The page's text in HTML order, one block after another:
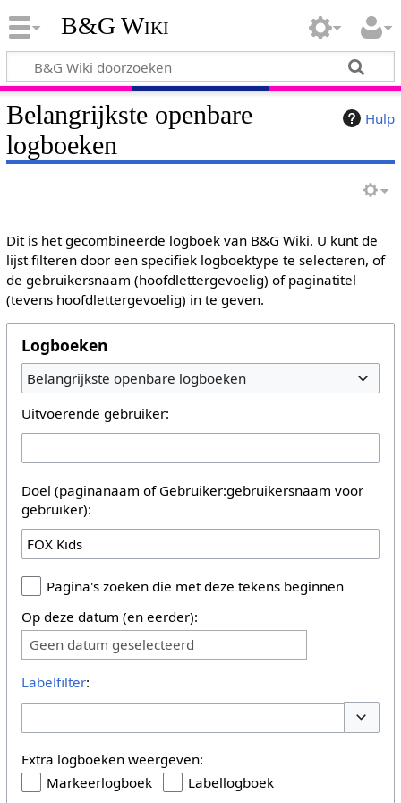
B&G Wiki
Hulp
Belangrijkste openbare
logboeken
Dit is het gecombineerde logboek van B&G Wiki. U kunt de
lijst filteren door een specifiek logboektype te selecteren, of
de gebruikersnaam (hoofdlettergevoelig) of paginatitel
(tevens hoofdlettergevoelig) in te geven.
Logboeken
Belangrijkste openbare logboeken
Uitvoerende gebruiker:
Doel (paginanaam of Gebruiker:gebruikersnaam voor
gebruiker):
Pagina's zoeken die met deze tekens beginnen
Op deze datum (en eerder):
Geen datum geselecteerd
Labelfilter:
Extra logboeken weergeven:
Markeerlogboek
Labellogboek